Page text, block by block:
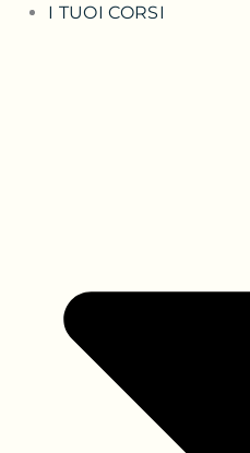
I TUOI CORSI